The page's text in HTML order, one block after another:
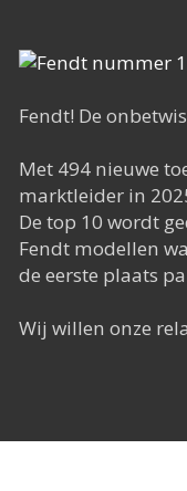
Fendt! De
Met 494 nieuwe
marktleider in
De top 10 wordt
Fendt modellen
de eerste plaats
Wij willen onze